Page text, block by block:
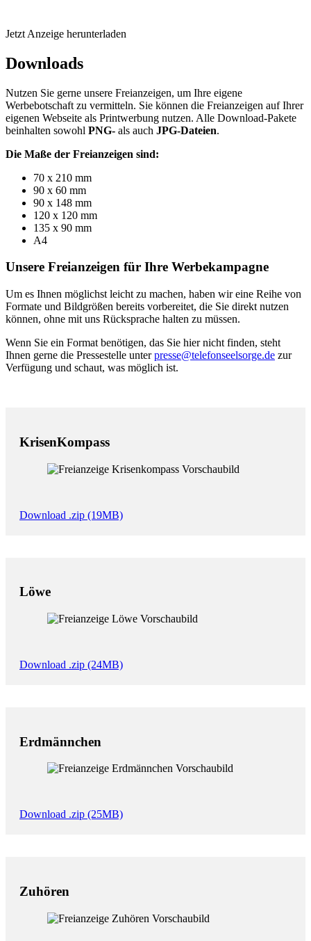
Jetzt Anzeige herunterladen
Downloads
Nutzen Sie gerne unsere Freianzeigen, um Ihre eigene
Werbebotschaft zu vermitteln. Sie können die Freianzeigen auf Ihrer
eigenen Webseite als Printwerbung nutzen. Alle Download-Pakete
beinhalten sowohl PNG- als auch JPG-Dateien.
Die Maße der Freianzeigen sind:
70 x 210 mm
90 x 60 mm
90 x 148 mm
120 x 120 mm
135 x 90 mm
A4
Unsere Freianzeigen für Ihre Werbekampagne
Um es Ihnen möglichst leicht zu machen, haben wir eine Reihe von
Formate und Bildgrößen bereits vorbereitet, die Sie direkt nutzen
können, ohne mit uns Rücksprache halten zu müssen.
Wenn Sie ein Format benötigen, das Sie hier nicht finden, steht
Ihnen gerne die Pressestelle unterpresse@telefonseelsorge.de zur
Verfügung und schaut, was möglich ist.
KrisenKompass
Download .zip (19MB)
Löwe
Download .zip (24MB)
Erdmännchen
Download .zip (25MB)
Zuhören